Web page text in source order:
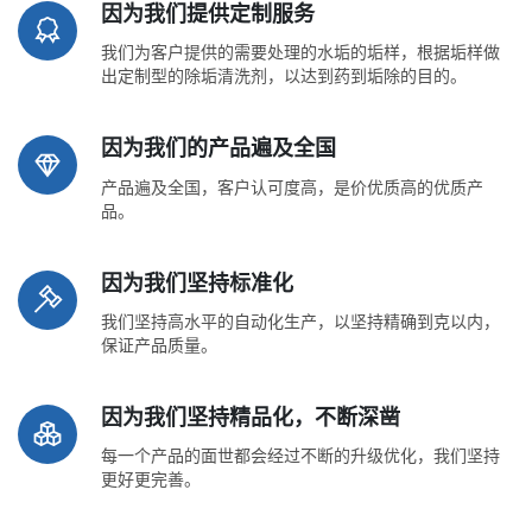
因为我们提供定制服务
我们为客户提供的需要处理的水垢的垢样，根据垢样做
出定制型的除垢清洗剂，以达到药到垢除的目的。
因为我们的产品遍及全国
产品遍及全国，客户认可度高，是价优质高的优质产
品。
因为我们坚持标准化
我们坚持高水平的自动化生产，以坚持精确到克以内，
保证产品质量。
因为我们坚持精品化，不断深凿
每一个产品的面世都会经过不断的升级优化，我们坚持
更好更完善。